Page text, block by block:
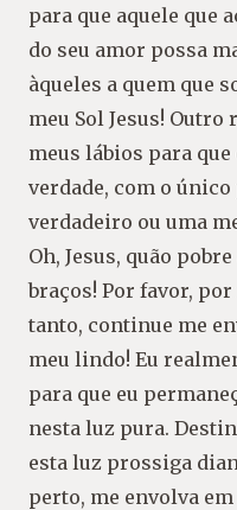
para que aquele que
do seu amor possa
àqueles a quem que
meu Sol Jesus!
meus lábios para
verdade, com o
verdadeiro ou uma
Oh, Jesus, quão
braços! Por favor,
tanto, continue me
meu lindo! Eu
para que eu
nesta luz pura.
esta luz prossiga
perto, me envolva